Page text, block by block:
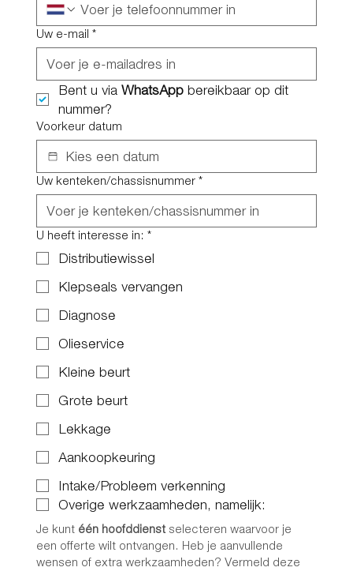
Uw e-mail *
Bent u via WhatsApp bereikbaar op dit
nummer?
Voorkeur datum
Uw kenteken/chassisnummer *
U heeft interesse in: *
Distributiewissel
Klepseals vervangen
Diagnose
Olieservice
Kleine beurt
Grote beurt
Lekkage
Aankoopkeuring
Intake/Probleem verkenning
Overige werkzaamheden, namelijk:
Je kunt één hoofddienst selecteren waarvoor je
een offerte wilt ontvangen. Heb je aanvullende
wensen of extra werkzaamheden? Vermeld deze